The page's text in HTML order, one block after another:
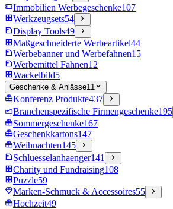
Immobilien Werbegeschenke107
Werkzeugsets54
Display Tools49
Maßgeschneiderte Werbeartikel44
Werbebanner und Werbefahnen15
Werbemittel Fahnen12
Wackelbild5
Geschenke & Anlässe11
Konferenz Produkte437
Branchenspezifische Firmengeschenke195
Sommergeschenke167
Geschenkkartons147
Weihnachten145
Schluesselanhaenger141
Charity und Fundraising108
Puzzle59
Marken-Schmuck & Accessoires55
Hochzeit49